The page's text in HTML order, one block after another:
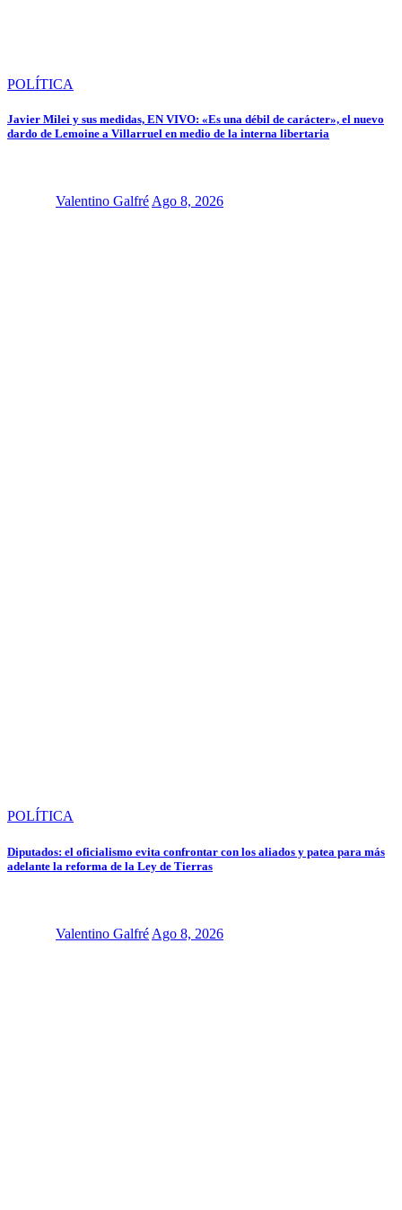
POLÍTICA
Javier Milei y sus medidas, EN VIVO: «Es una débil de carácter», el nuevo
dardo de Lemoine a Villarruel en medio de la interna libertaria
Valentino GalfréAgo 8, 2026
POLÍTICA
Diputados: el oficialismo evita confrontar con los aliados y patea para más
adelante la reforma de la Ley de Tierras
Valentino Galfré Ago 8, 2026